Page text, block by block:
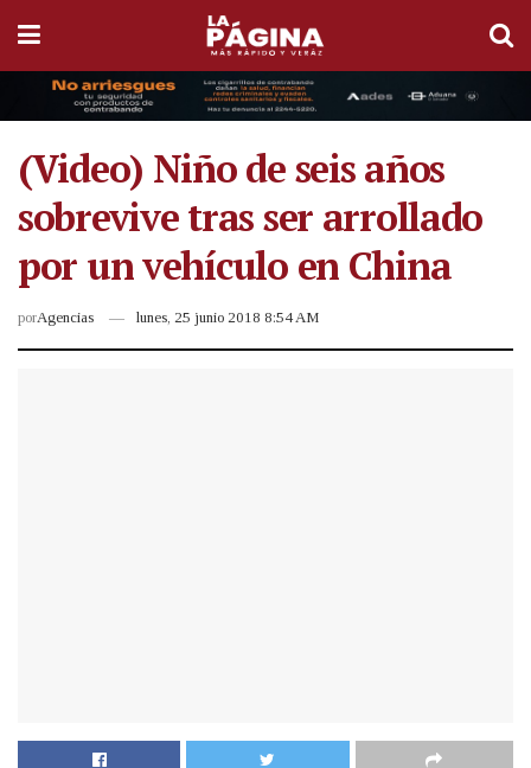
(Video) Niño de seis años
sobrevive tras ser arrollado
por un vehículo en China
porAgencias lunes, 25 junio 2018 8:54 AM